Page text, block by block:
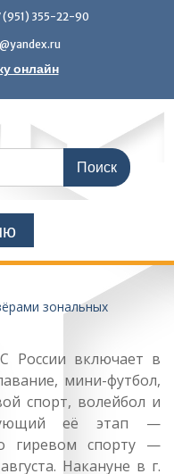
(951) 355-22-90
онлайн
России включает в
мини-футбол,
спорт, волейбол и
её этап —
гиревом спорту —
Накануне в г.